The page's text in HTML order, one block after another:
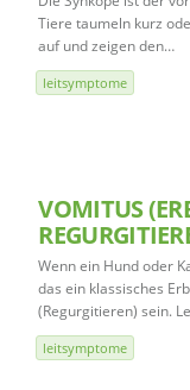
Tiere taumeln kurz
auf und zeigen den…
leitsymptome
VOMITUS
Wenn ein Hund oder
das ein klassisches
(Regurgitieren) sein.
leitsymptome